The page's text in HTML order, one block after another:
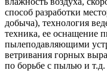
способ разработки
добыча), технология
техника, ее оснащение
пылеподавляющими
ветривания горных
по борьбе с пылью и т.д.